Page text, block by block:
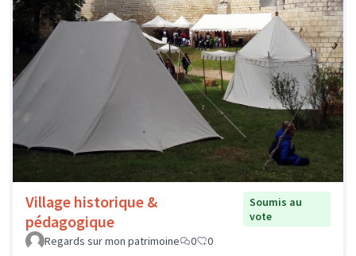
Village historique &
pédagogique
Soumis au
vote
Regards sur mon patrimoine
0 0